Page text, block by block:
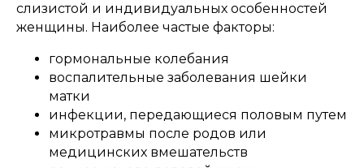
слизистой и индивидуальных особенностей
женщины. Наиболее частые факторы:
гормональные колебания
воспалительные заболевания шейки
матки
инфекции, передающиеся половым путем
микротравмы после родов или
медицинских вмешательств